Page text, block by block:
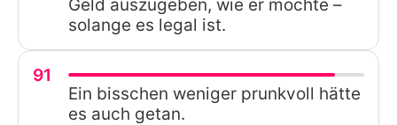
Geld auszugeben, wie er möchte –
solange es legal ist.
91
Ein bisschen weniger prunkvoll hätte
es auch getan.